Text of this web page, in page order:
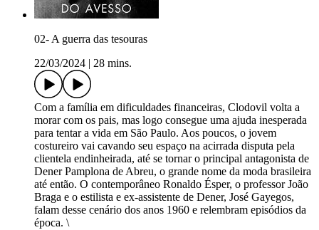
02- A guerra das tesouras
22/03/2024
28 mins.
Com a família em dificuldades financeiras, Clodovil volta a
morar com os pais, mas logo consegue uma ajuda inesperada
para tentar a vida em São Paulo. Aos poucos, o jovem
costureiro vai cavando seu espaço na acirrada disputa pela
clientela endinheirada, até se tornar o principal antagonista de
Dener Pamplona de Abreu, o grande nome da moda brasileira
até então. O contemporâneo Ronaldo Ésper, o professor João
Braga e o estilista e ex-assistente de Dener, José Gayegos,
falam desse cenário dos anos 1960 e relembram episódios da
época. \